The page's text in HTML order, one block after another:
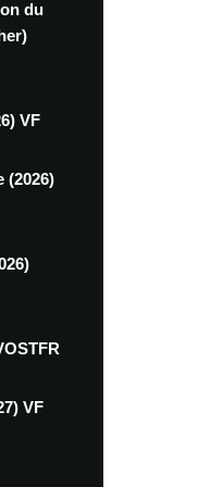
du
VF
(2026)
VF